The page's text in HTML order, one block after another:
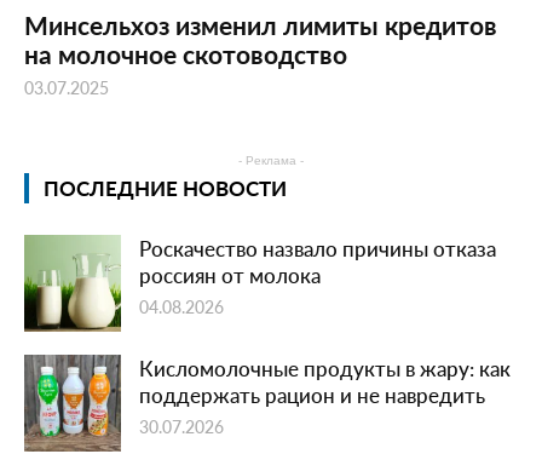
Минсельхоз изменил лимиты кредитов
на молочное скотоводство
03.07.2025
- Реклама -
ПОСЛЕДНИЕ НОВОСТИ
Роскачество назвало причины отказа
россиян от молока
04.08.2026
Кисломолочные продукты в жару: как
поддержать рацион и не навредить
30.07.2026